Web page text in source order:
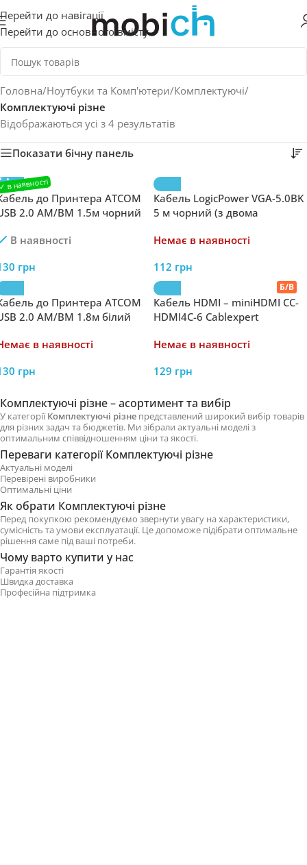
Перейти до навігації
Перейти до основного вмісту
Головна/Ноутбуки та Комп'ютери/Комплектуючі/
Комплектуючі різне
Відображаються усі з 4 результатів
Показати бічну панель
до Принтера ATCOM
2.0 AM/BM 1.5м чорний
В наявності
грн
Кабель LogicPower VGA-5.0BK
5 м чорний (з двома
Немає в наявності
112 грн
до Принтера ATCOM
2.0 AM/BM 1.8м білий
в наявності
грн
Кабель HDMI – miniHDMI CC-
HDMI4C-6 Cablexpert
підтримкою високої
Ethernet 6ft 1.8m
Немає в наявності
129 грн
Комплектуючі різне – асортимент та вибір
У категоріїКомплектуючі різне представлений широкий вибір товарів
для різних задач та бюджетів. Ми зібрали актуальні моделі з
оптимальним співвідношенням ціни та якості.
Переваги категорії Комплектуючі різне
Актуальні моделі
Перевірені виробники
Оптимальні ціни
Як обрати Комплектуючі різне
Перед покупкою рекомендуємо звернути увагу на характеристики,
сумісність та умови експлуатації. Це допоможе підібрати оптимальне
рішення саме під ваші потреби.
Чому варто купити у нас
Гарантія якості
Швидка доставка
Професійна підтримка